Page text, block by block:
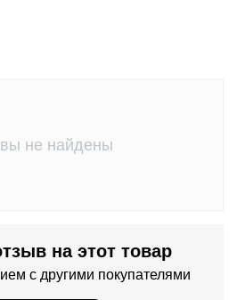
не найдены
на этот товар
с другими покупателями